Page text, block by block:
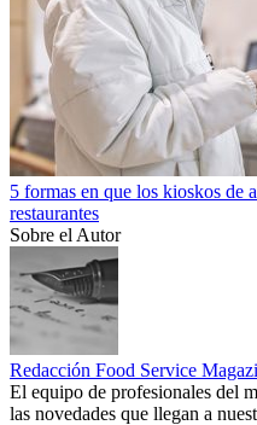
5 formas en que los kioskos de
restaurantes
Sobre el Autor
Redacción Food Service
El equipo de profesionales del
las novedades que llegan a